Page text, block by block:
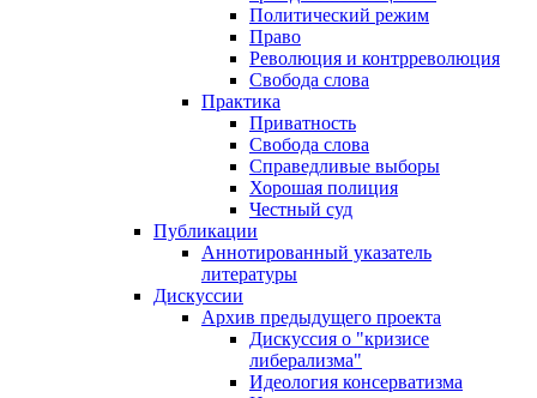
Политический режим
Право
Революция и контрреволюция
Свобода слова
Практика
Приватность
Свобода слова
Справедливые выборы
Хорошая полиция
Честный суд
Публикации
Аннотированный указатель
литературы
Дискуссии
Архив предыдущего проекта
Дискуссия о "кризисе
либерализма"
Идеология консерватизма